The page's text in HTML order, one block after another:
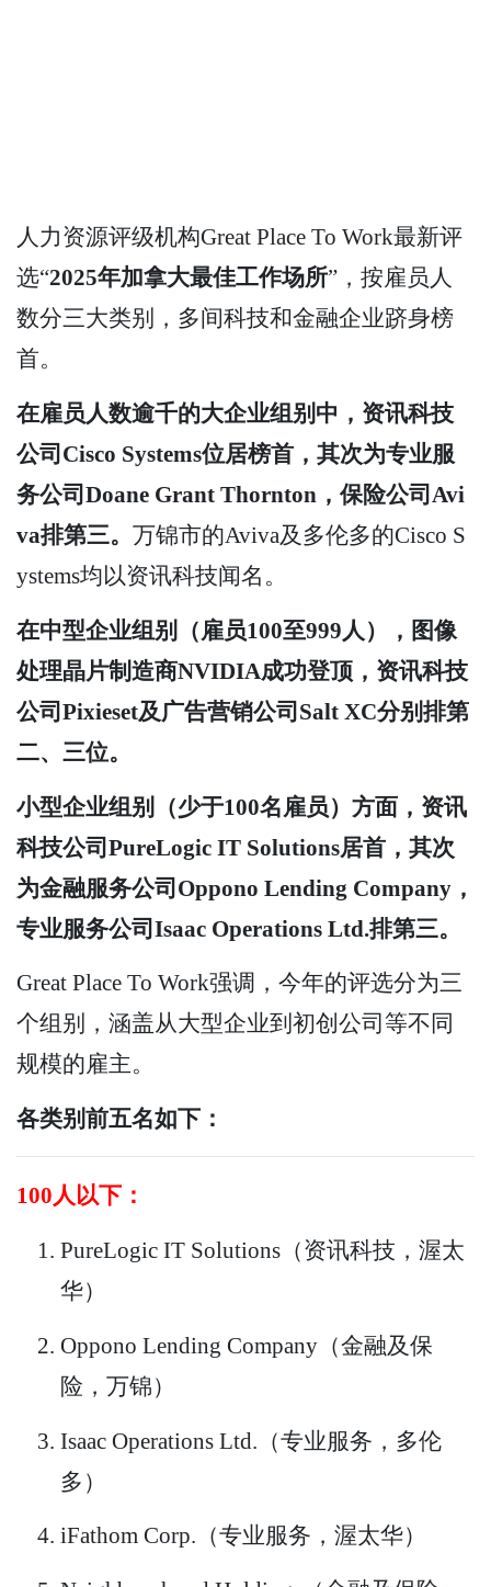
人力资源评级机构Great Place To Work最新评
选“2025年加拿大最佳工作场所”，按雇员人
数分三大类别，多间科技和金融企业跻身榜
首。
在雇员人数逾千的大企业组别中，资讯科技
公司Cisco Systems位居榜首，其次为专业服
务公司Doane Grant Thornton，保险公司Avi
va排第三。 万锦市的Aviva及多伦多的Cisco S
ystems均以资讯科技闻名。
在中型企业组别（雇员100至999人），图像
处理晶片制造商NVIDIA成功登顶，资讯科技
公司Pixieset及广告营销公司Salt XC分别排第
二、三位。
小型企业组别（少于100名雇员）方面，资讯
科技公司PureLogic IT Solutions居首，其次
为金融服务公司Oppono Lending Company，
专业服务公司Isaac Operations Ltd.排第三。
Great Place To Work强调，今年的评选分为三
个组别，涵盖从大型企业到初创公司等不同
规模的雇主。
各类别前五名如下：
100人以下：
PureLogic IT Solutions（资讯科技，渥太
华）
Oppono Lending Company（金融及保
险，万锦）
Isaac Operations Ltd.（专业服务，多伦
多）
iFathom Corp.（专业服务，渥太华）